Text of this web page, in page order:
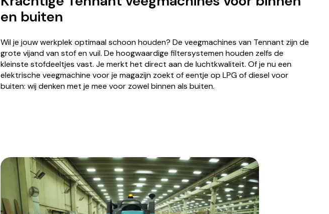
en buiten
Wil je jouw werkplek optimaal schoon houden? De veegmachines van Tennant zijn de
grote vijand van stof en vuil. De hoogwaardige filtersystemen houden zelfs de
kleinste stofdeeltjes vast. Je merkt het direct aan de luchtkwaliteit. Of je nu een
elektrische veegmachine voor je magazijn zoekt of eentje op LPG of diesel voor
buiten: wij denken met je mee voor zowel binnen als buiten.